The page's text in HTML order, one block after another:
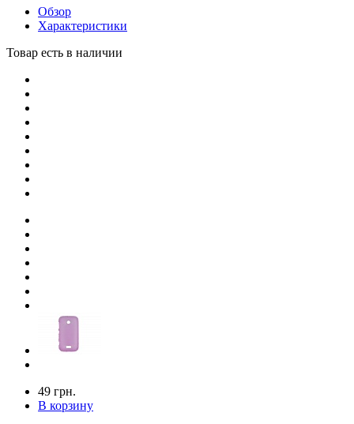
Обзор
Характеристики
Товар есть в наличии
49 грн.
В корзину